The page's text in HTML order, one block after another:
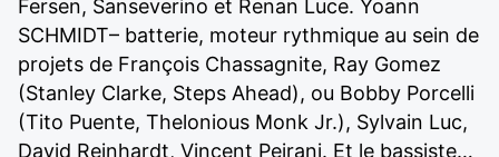
Fersen, Sanseverino et Renan Luce. Yoann
SCHMIDT– batterie, moteur rythmique au sein de
projets de François Chassagnite, Ray Gomez
(Stanley Clarke, Steps Ahead), ou Bobby Porcelli
(Tito Puente, Thelonious Monk Jr.), Sylvain Luc,
David Reinhardt, Vincent Peirani. Et le bassiste…